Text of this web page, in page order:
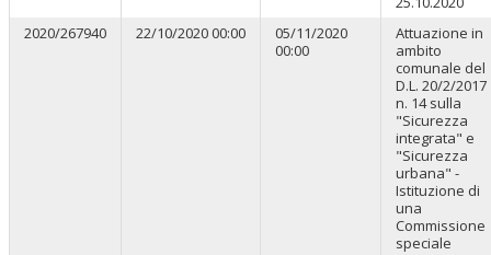
2020/267940
22/10/2020 00:00
05/11/2020
00:00
Attuazione in
ambito
comunale del
D.L. 20/2/2017
n. 14 sulla
"Sicurezza
integrata" e
"Sicurezza
urbana" -
Istituzione di
una
Commissione
speciale